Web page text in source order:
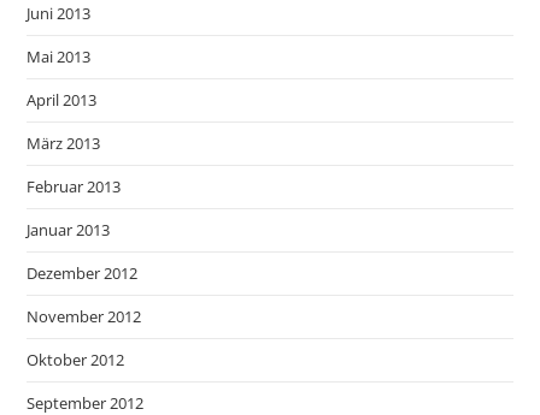
Juni 2013
Mai 2013
April 2013
März 2013
Februar 2013
Januar 2013
Dezember 2012
November 2012
Oktober 2012
September 2012